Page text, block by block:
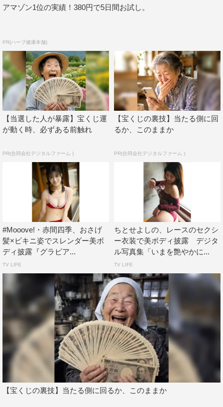
アマゾン1位の実績！380円で5日間お試し。
PR(ハーブ健康本舗)
【当選した人が暴露】宝くじ運
が動く時、必ずある前触れ
PR(合同会社デジタルファーム )
【宝くじの裏技】当たる側に回
るか、このままか
PR(合同会社デジタルファーム )
#Mooove!・赤間四季、おさげ
髪×ビキニ姿でスレンダー美ボ
ディ披露『グラビア...
TV LIFE
ちとせよしの、レースのセクシ
ー衣装で美ボディ披露 デジタ
ル写真集「いまを艶やかに...
TV LIFE
【宝くじの裏技】当たる側に回るか、このままか